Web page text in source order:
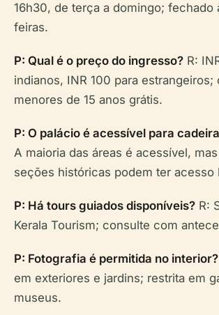
16h30, de terça a domingo; fechado
feiras.
P: Qual é o preço do ingresso? R:
indianos, INR 100 para estrangeiros;
menores de 15 anos grátis.
P: O palácio é acessível para
A maioria das áreas é acessível,
seções históricas podem ter acesso
P: Há tours guiados disponíveis? R:
Kerala Tourism; consulte com
P: Fotografia é permitida no interior?
em exteriores e jardins; restrita em
museus.